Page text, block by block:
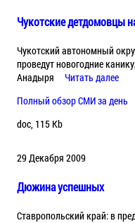
Чукотские детдомовцы
Чукотский автономный
проведут новогодние
Анадыря
Читать далее
Полный обзор СМИ за день
doc, 115 Kb
29 Декабря 2009
Дюжина успешных
Ставропольский край: в